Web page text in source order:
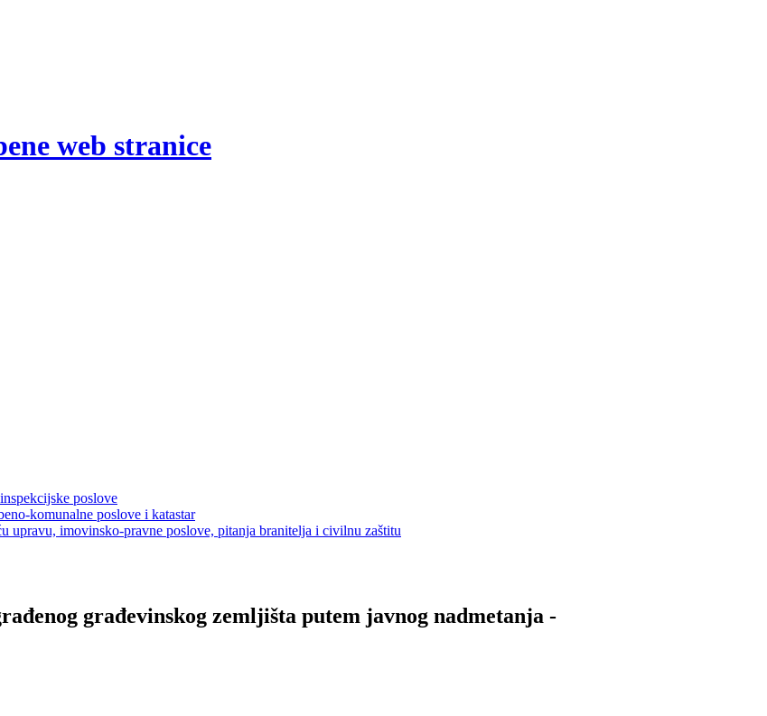
web stranice
poslove
komunalne poslove i katastar
upravu, imovinsko-pravne poslove, pitanja branitelja i civilnu zaštitu
građevinskog zemljišta putem javnog nadmetanja -